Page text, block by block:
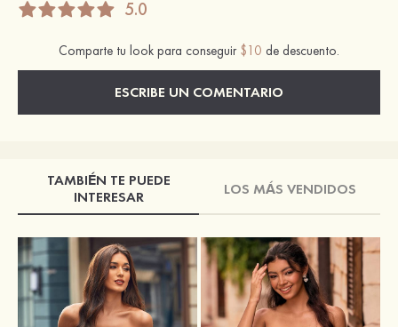
5.0
Comparte tu look para conseguir $10 de descuento.
ESCRIBE UN COMENTARIO
TAMBIÉN TE PUEDE
INTERESAR
LOS MÁS VENDIDOS